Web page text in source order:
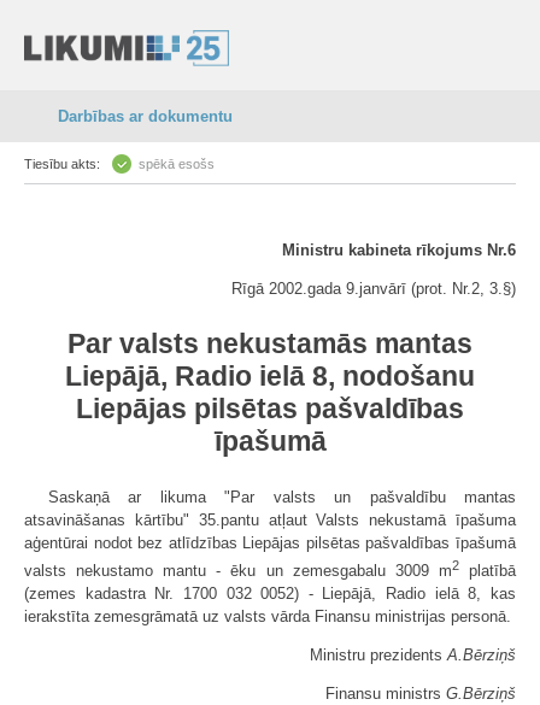
Darbības ar dokumentu
Tiesību akts: spēkā esošs
Ministru kabineta rīkojums Nr.6
Rīgā 2002.gada 9.janvārī (prot. Nr.2, 3.§)
Par valsts nekustamās mantas
Liepājā, Radio ielā 8, nodošanu
Liepājas pilsētas pašvaldības
īpašumā
Saskaņā ar likuma "Par valsts un pašvaldību mantas
atsavināšanas kārtību" 35.pantu atļaut Valsts nekustamā īpašuma
aģentūrai nodot bez atlīdzības Liepājas pilsētas pašvaldības īpašumā
valsts nekustamo mantu - ēku un zemesgabalu 3009 m2platībā
(zemes kadastra Nr. 1700 032 0052) - Liepājā, Radio ielā 8, kas
ierakstīta zemesgrāmatā uz valsts vārda Finansu ministrijas personā.
Ministru prezidentsA.Bērziņš
Finansu ministrs G.Bērziņš